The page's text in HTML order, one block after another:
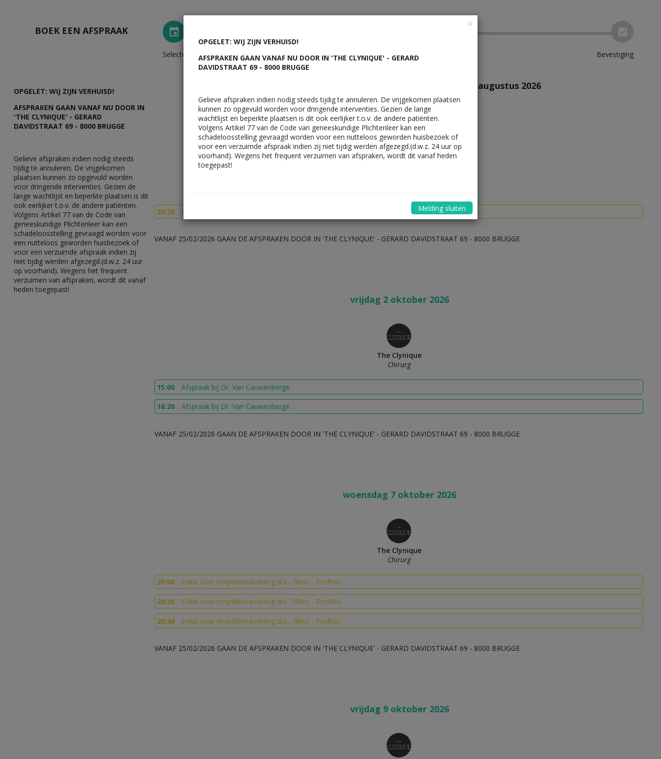
OPGELET: WIJ ZIJN VERHUISD!
AFSPRAKEN GAAN VANAF NU DOOR IN 'THE CLYNIQUE' - GERARD
DAVIDSTRAAT 69 - 8000 BRUGGE
Gelieve afspraken indien nodig steeds tijdig te annuleren. De vrijgekomen plaatsen
kunnen zo opgevuld worden voor dringende interventies. Gezien de lange
wachtlijst en beperkte plaatsen is dit ook eerlijker t.o.v. de andere patiënten.
Volgens Artikel 77 van de Code van geneeskundige Plichtenleer kan een
schadeloosstelling gevraagd worden voor een nutteloos geworden huisbezoek of
voor een verzuimde afspraak indien zij niet tijdig werden afgezegd.(d.w.z. 24 uur op
voorhand). Wegens het frequent verzuimen van afspraken, wordt dit vanaf heden
toegepast!
Melding sluiten
BOEK EEN AFSPRAAK
Selecteer een tijdstip Vul uw gegevens in Bevestiging
OPGELET: WIJ ZIJN VERHUISD!
AFSPRAKEN GAAN VANAF NU DOOR IN
'THE CLYNIQUE' - GERARD
DAVIDSTRAAT 69 - 8000 BRUGGE
Gelieve afspraken indien nodig steeds
tijdig te annuleren. De vrijgekomen
plaatsen kunnen zo opgevuld worden
voor dringende interventies. Gezien de
lange wachtlijst en beperkte plaatsen is dit
ook eerlijker t.o.v. de andere patiënten.
Volgens Artikel 77 van de Code van
geneeskundige Plichtenleer kan een
schadeloosstelling gevraagd worden voor
een nutteloos geworden huisbezoek of
voor een verzuimde afspraak indien zij
niet tijdig werden afgezegd.(d.w.z. 24 uur
op voorhand). Wegens het frequent
verzuimen van afspraken, wordt dit vanaf
heden toegepast!
Volgende vrije afspraken bij The Clynique vanaf 9 augustus 2026
woensdag 23 september 2026
20:20 Enkel voor rimpelbehandeling btx - fillers - Profhilo
VANAF 25/02/2026 GAAN DE AFSPRAKEN DOOR IN 'THE CLYNIQUE' - GERARD DAVIDSTRAAT 69 - 8000 BRUGGE
vrijdag 2 oktober 2026
The Clynique
Chirurg
15:00 Afspraak bij Dr. Van Cauwenberge
16:20 Afspraak bij Dr. Van Cauwenberge
VANAF 25/02/2026 GAAN DE AFSPRAKEN DOOR IN 'THE CLYNIQUE' - GERARD DAVIDSTRAAT 69 - 8000 BRUGGE
woensdag 7 oktober 2026
The Clynique
Chirurg
20:00 Enkel voor rimpelbehandeling btx - fillers - Profhilo
20:20 Enkel voor rimpelbehandeling btx - fillers - Profhilo
20:40 Enkel voor rimpelbehandeling btx - fillers - Profhilo
VANAF 25/02/2026 GAAN DE AFSPRAKEN DOOR IN 'THE CLYNIQUE' - GERARD DAVIDSTRAAT 69 - 8000 BRUGGE
vrijdag 9 oktober 2026